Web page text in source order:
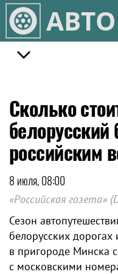
АВТО
Сколько
белорусский
российским
8 июля, 08:00
«Российская газета»
Сезон
белорусских
в пригороде Минска
с московскими